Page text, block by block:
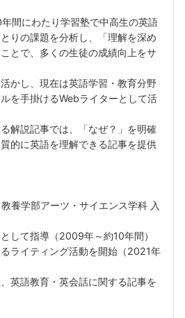
間にわたり学習塾で中高生の英語
りの課題を分析し、「理解を深め
とで、多くの生徒の成績向上をサ
かし、現在は英語学習・教育分野
を手掛けるWebライターとして活
解説記事では、「なぜ？」を明確
的に英語を理解できる記事を提供
養学部アーツ・サイエンス学科 入
して指導（2009年～約10年間）
ライティング活動を開始（2021年
英語教育・英会話に関する記事を